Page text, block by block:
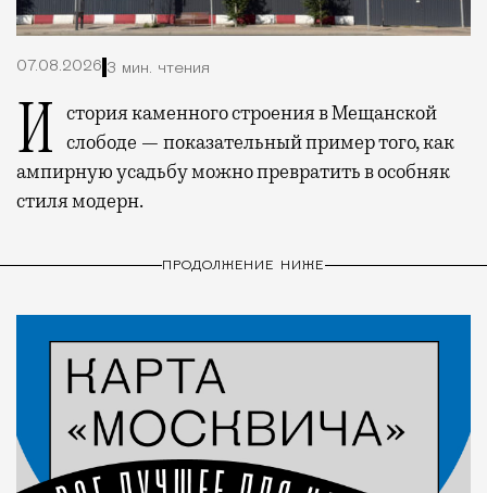
07.08.2026 3 мин. чтения
История каменного строения в Мещанской слободе — показательный пример того, как
ампирную усадьбу можно превратить в особняк
стиля модерн.
ПРОДОЛЖЕНИЕ НИЖЕ